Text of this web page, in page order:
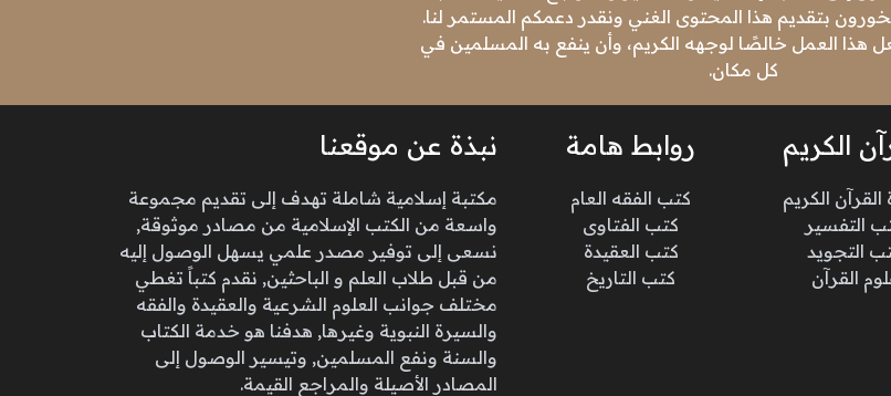
بتقديم هذا المحتوى الغني ونقدر دعمكم المستمر لنا.
هذا العمل خالصًا لوجهه الكريم، وأن ينفع به المسلمين في
كل مكان.
الكريم
القرآن الكريم
التفسير
التجويد
القرآن
روابط هامة
كتب الفقه العام
كتب الفتاوى
كتب العقيدة
كتب التاريخ
نبذة عن موقعنا
مكتبة إسلامية شاملة تهدف إلى تقديم مجموعة
واسعة من الكتب الإسلامية من مصادر موثوقة,
نسعى إلى توفير مصدر علمي يسهل الوصول إليه
من قبل طلاب العلم و الباحثين, نقدم كتباً تغطي
مختلف جوانب العلوم الشرعية والعقيدة والفقه
والسيرة النبوية وغيرها, هدفنا هو خدمة الكتاب
والسنة ونفع المسلمين, وتيسير الوصول إلى
المصادر الأصيلة والمراجع القيمة.